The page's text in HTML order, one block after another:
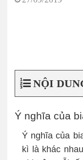
NỘI
Ý nghĩa của
Ý nghĩa của
kì là khác